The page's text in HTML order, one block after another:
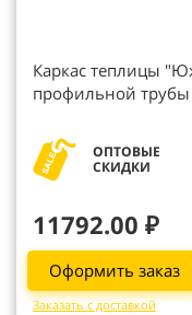
Каркас теплицы
профильной трубы
ОПТОВЫЕ
СКИДКИ
11792.00 ₽
Оформить заказ
Заказать с доставкой